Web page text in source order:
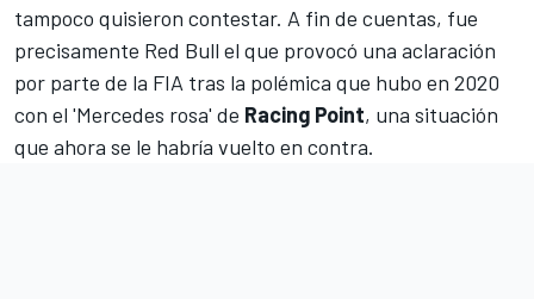
tampoco quisieron contestar. A fin de cuentas, fue
precisamente Red Bull el que provocó una aclaración
por parte de la FIA tras la polémica que hubo en 2020
con el 'Mercedes rosa' de Racing Point, una situación
que ahora se le habría vuelto en contra.